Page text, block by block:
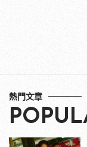
熱門文章